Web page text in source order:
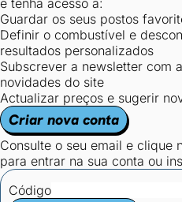
e tenha acesso a:
Guardar os seus postos
Definir o combustível e
resultados personalizados
Subscrever a newsletter com
novidades do site
Actualizar preços e sugerir
Criar nova conta
Consulte o seu email e clique
para entrar na sua conta ou
Código